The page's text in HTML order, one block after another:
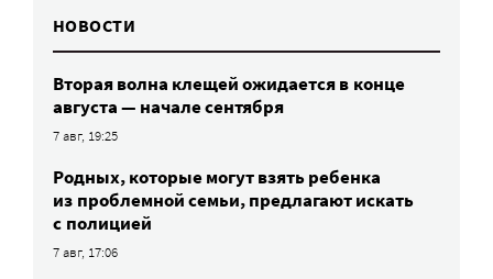
НОВОСТИ
Вторая волна клещей ожидается в конце
августа — начале сентября
7 авг, 19:25
Родных, которые могут взять ребенка
из проблемной семьи, предлагают искать
с полицией
7 авг, 17:06